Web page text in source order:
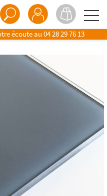
écoute au 04 28 29 76 13